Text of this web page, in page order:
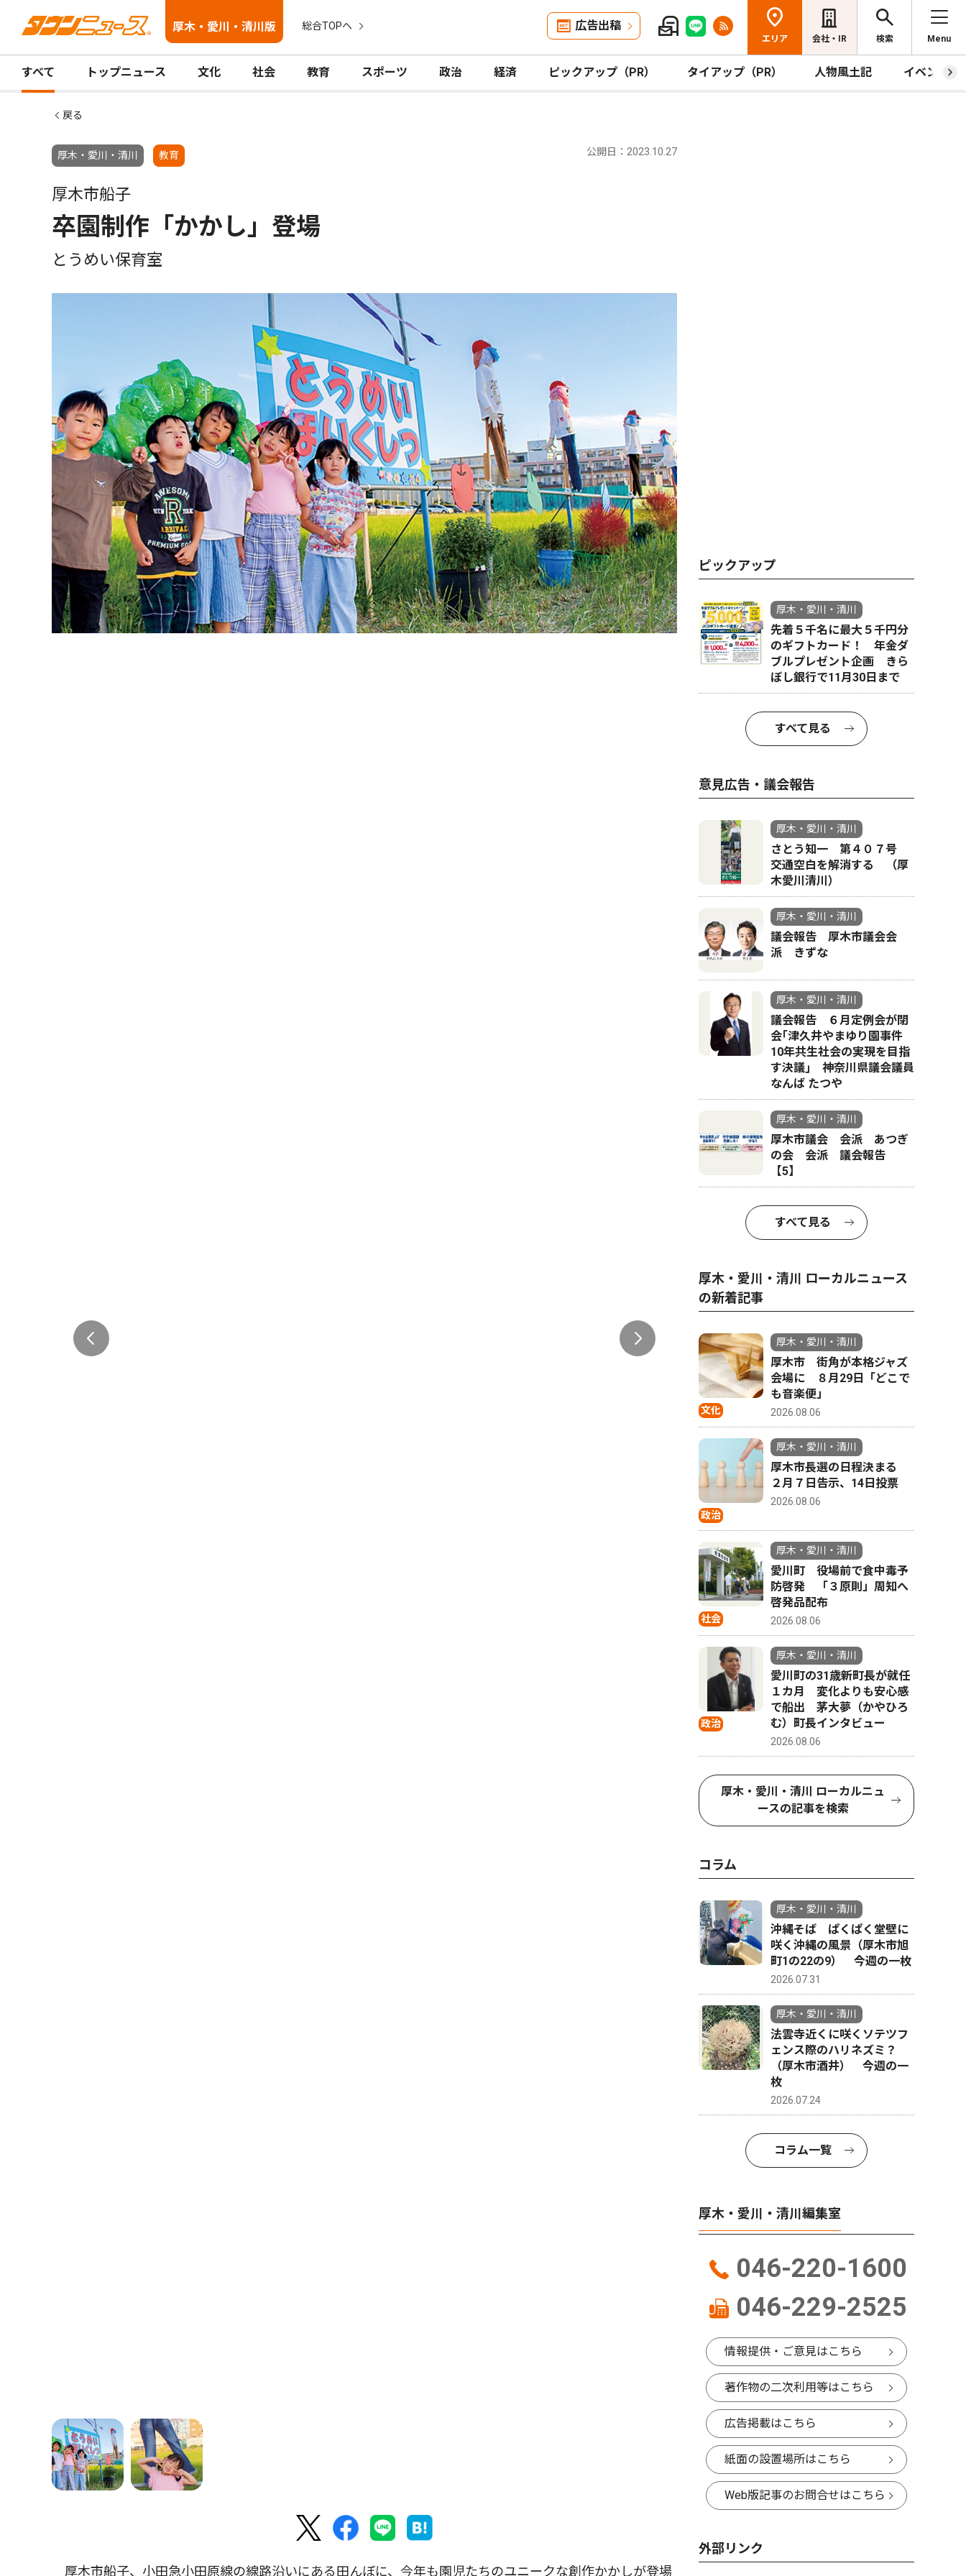
厚木・愛川・清川版 総合TOPへ 広告出稿
エリア 会社・IR 検索 Menu
すべて トップニュース 文化 社会 教育 スポーツ 政治 経済 ピックアップ（PR） タイアップ（PR） 人物風土記 イベント
戻る
厚木・愛川・清川 教育 公開日：2023.10.27
厚木市船子
卒園制作「かかし」登場
とうめい保育室
厚木市船子、小田急小田原線の線路沿いにある田んぼに、今年も園児たちのユニークな創作かかしが登場
ピックアップ
厚木・愛川・清川
先着５千名に最大５千円分
のギフトカード！ 年金ダ
ブルプレゼント企画 きら
ぼし銀行で11月30日まで
すべて見る
意見広告・議会報告
厚木・愛川・清川
さとう知一 第４０７号
交通空白を解消する （厚
木愛川清川）
厚木・愛川・清川
議会報告 厚木市議会会
派 きずな
厚木・愛川・清川
議会報告 ６月定例会が閉
会｢津久井やまゆり園事件
10年共生社会の実現を目指
す決議｣ 神奈川県議会議員
なんば たつや
厚木・愛川・清川
厚木市議会 会派 あつぎ
の会 会派 議会報告
【5】
すべて見る
厚木・愛川・清川 ローカルニュース
の新着記事
文化
厚木・愛川・清川
厚木市 街角が本格ジャズ
会場に ８月29日「どこで
も音楽便」
2026.08.06
政治
厚木・愛川・清川
厚木市長選の日程決まる
２月７日告示、14日投票
2026.08.06
社会
厚木・愛川・清川
愛川町 役場前で食中毒予
防啓発 「３原則」周知へ
啓発品配布
2026.08.06
政治
厚木・愛川・清川
愛川町の31歳新町長が就任
１カ月 変化よりも安心感
で船出 茅大夢（かやひろ
む）町長インタビュー
2026.08.06
厚木・愛川・清川 ローカルニュ
ースの記事を検索
コラム
厚木・愛川・清川
沖縄そば ぱくぱく堂壁に
咲く沖縄の風景（厚木市旭
町1の22の9） 今週の一枚
2026.07.31
厚木・愛川・清川
法雲寺近くに咲くソテツフ
ェンス際のハリネズミ？
（厚木市酒井） 今週の一
枚
2026.07.24
コラム一覧
厚木・愛川・清川編集室
046-220-1600
046-229-2525
情報提供・ご意見はこちら
著作物の二次利用等はこちら
広告掲載はこちら
紙面の設置場所はこちら
Web版記事のお問合せはこちら
外部リンク